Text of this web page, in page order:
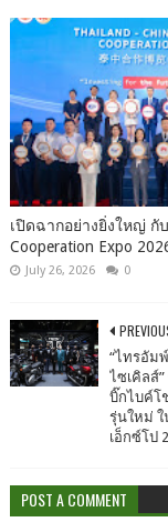
เปิดฉากอย่างยิ่งใหญ่ กั
Cooperation Expo
July 26, 2026 0
“ไทรอัม
ไซเคิลส์
บิ๊กไบค์โ
รุ่นใหม่ ใ
เอ็กซ์โป
POST A COMMENT